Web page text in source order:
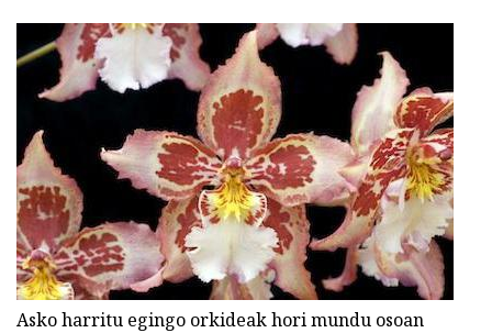
Asko harritu egingo orkideak hori mundu osoan